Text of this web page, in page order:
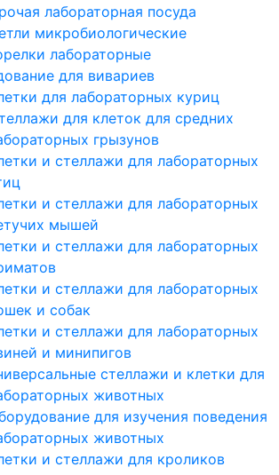
лабораторная посуда
микробиологические
лабораторные
для вивариев
для лабораторных куриц
для клеток для средних
грызунов
и стеллажи для лабораторных
и стеллажи для лабораторных
мышей
и стеллажи для лабораторных
и стеллажи для лабораторных
и собак
и стеллажи для лабораторных
и минипигов
стеллажи и клетки для
животных
для изучения поведения
животных
и стеллажи для кроликов